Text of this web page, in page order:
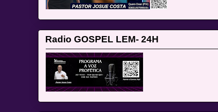
Radio GOSPEL LEM- 24H